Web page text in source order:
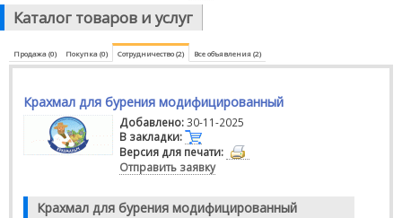
Каталог товаров и услуг
Продажа (0) Покупка (0) Сотрудничество (2) Все объявления (2)
Крахмал для бурения модифицированный
Добавлено:30-11-2025
В закладки:
Версия для печати:
Отправить заявку
Крахмал для бурения модифицированный